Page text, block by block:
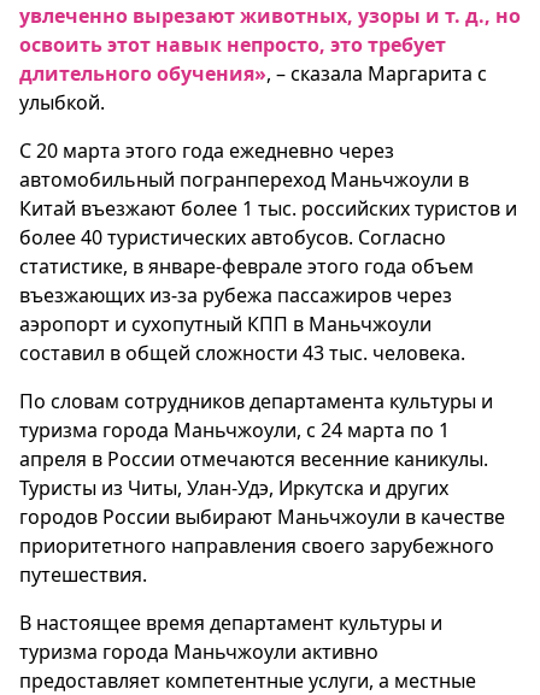
увлеченно вырезают животных, узоры и т. д., но
освоить этот навык непросто, это требует
длительного обучения», – сказала Маргарита с
улыбкой.
С 20 марта этого года ежедневно через
автомобильный погранпереход Маньчжоули в
Китай въезжают более 1 тыс. российских туристов и
более 40 туристических автобусов. Согласно
статистике, в январе-феврале этого года объем
въезжающих из-за рубежа пассажиров через
аэропорт и сухопутный КПП в Маньчжоули
составил в общей сложности 43 тыс. человека.
По словам сотрудников департамента культуры и
туризма города Маньчжоули, с 24 марта по 1
апреля в России отмечаются весенние каникулы.
Туристы из Читы, Улан-Удэ, Иркутска и других
городов России выбирают Маньчжоули в качестве
приоритетного направления своего зарубежного
путешествия.
В настоящее время департамент культуры и
туризма города Маньчжоули активно
предоставляет компетентные услуги, а местные